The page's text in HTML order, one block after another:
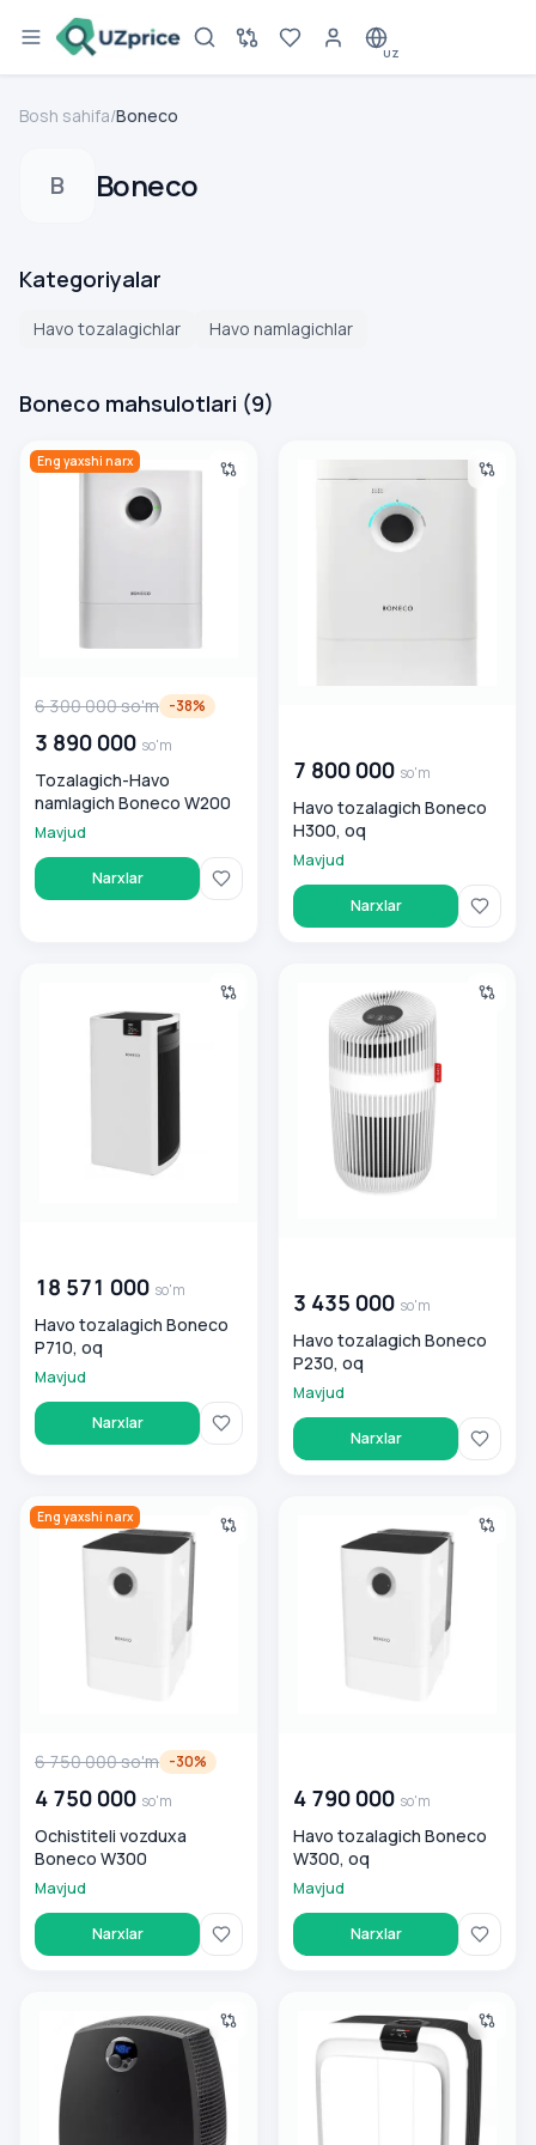
UZ
Bosh sahifa/Boneco
B Boneco
Kategoriyalar
Havo tozalagichlar Havo namlagichlar
Boneco mahsulotlari (9)
Tozalagich-Havo namlagich Boneco W200
Eng yaxshi narx
6 300 000so'm -38%
3 890 000 so'm
Tozalagich-Havo
namlagich Boneco W200
Mavjud
Narxlar
Havo tozalagich Boneco
7 800 000 so'm
Havo tozalagich Boneco
H300, oq
Mavjud
Narxlar
18 571 000 so'm
Havo tozalagich Boneco
P710, oq
Mavjud
Narxlar
3 435 000 so'm
Havo tozalagich Boneco
P230, oq
Mavjud
Narxlar
Ochistiteli vozduxa Boneco W300
Eng yaxshi narx
6 750 000so'm -30%
4 750 000 so'm
Ochistiteli vozduxa
Boneco W300
Mavjud
Narxlar
4 790 000 so'm
Havo tozalagich Boneco
W300, oq
Mavjud
Narxlar